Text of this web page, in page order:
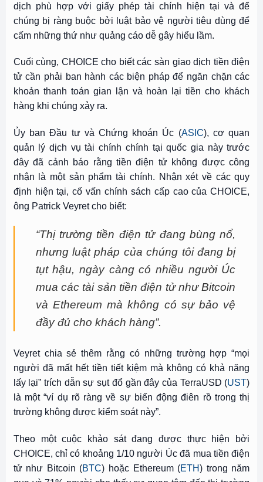
dịch phù hợp với giấy phép tài chính hiện tại và để
chúng bị ràng buộc bởi luật bảo vệ người tiêu dùng để
cấm những thứ như quảng cáo dễ gây hiểu lầm.
Cuối cùng, CHOICE cho biết các sàn giao dịch tiền điện
tử cần phải ban hành các biện pháp để ngăn chặn các
khoản thanh toán gian lận và hoàn lại tiền cho khách
hàng khi chúng xảy ra.
Ủy ban Đầu tư và Chứng khoán Úc (ASIC), cơ quan
quản lý dịch vụ tài chính chính tại quốc gia này trước
đây đã cảnh báo rằng tiền điện tử không được công
nhận là một sản phẩm tài chính. Nhận xét về các quy
định hiện tại, cố vấn chính sách cấp cao của CHOICE,
ông Patrick Veyret cho biết:
“Thị trường tiền điện tử đang bùng nổ,
nhưng luật pháp của chúng tôi đang bị
tụt hậu, ngày càng có nhiều người Úc
mua các tài sản tiền điện tử như Bitcoin
và Ethereum mà không có sự bảo vệ
đầy đủ cho khách hàng”.
Veyret chia sẻ thêm rằng có những trường hợp “mọi
người đã mất hết tiền tiết kiệm mà không có khả năng
lấy lại” trích dẫn sự sụt đổ gần đây của TerraUSD (UST)
là một “ví dụ rõ ràng về sự biến động điên rồ trong thị
trường không được kiểm soát này”.
Theo một cuộc khảo sát đang được thực hiện bởi
CHOICE, chỉ có khoảng 1/10 người Úc đã mua tiền điện
tử như Bitcoin (BTC) hoặc Ethereum (ETH) trong năm